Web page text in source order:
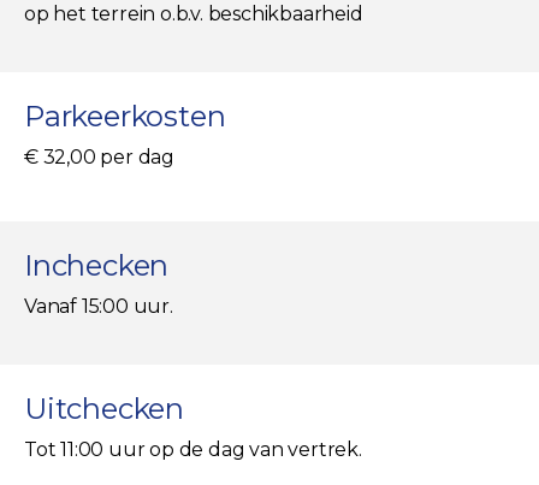
op het terrein o.b.v. beschikbaarheid
Parkeerkosten
€ 32,00 per dag
Inchecken
Vanaf 15:00 uur.
Uitchecken
Tot 11:00 uur op de dag van vertrek.